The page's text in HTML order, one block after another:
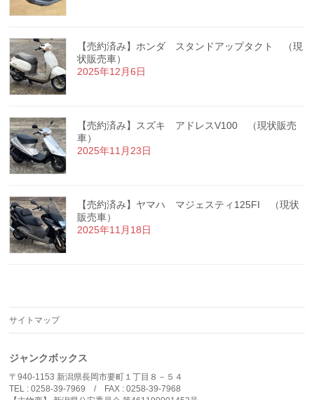
【売約済み】ホンダ スタンドアップタクト （現
状販売車）
2025年12月6日
【売約済み】スズキ アドレスV100 （現状販売
車）
2025年11月23日
【売約済み】ヤマハ マジェスティ125FI （現状
販売車）
2025年11月18日
サイトマップ
ジャンクボックス
〒940-1153 新潟県長岡市要町１丁目８－５４
TEL : 0258-39-7969 / FAX : 0258-39-7968